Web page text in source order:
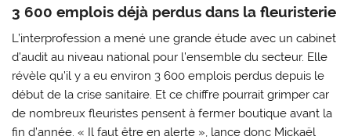
3 600 emplois déjà perdus dans la fleuristerie
L’interprofession a mené une grande étude avec un cabinet
d’audit au niveau national pour l’ensemble du secteur. Elle
révèle qu’il y a eu environ 3 600 emplois perdus depuis le
début de la crise sanitaire. Et ce chiffre pourrait grimper car
de nombreux fleuristes pensent à fermer boutique avant la
fin d’année. « Il faut être en alerte », lance donc Mickaël